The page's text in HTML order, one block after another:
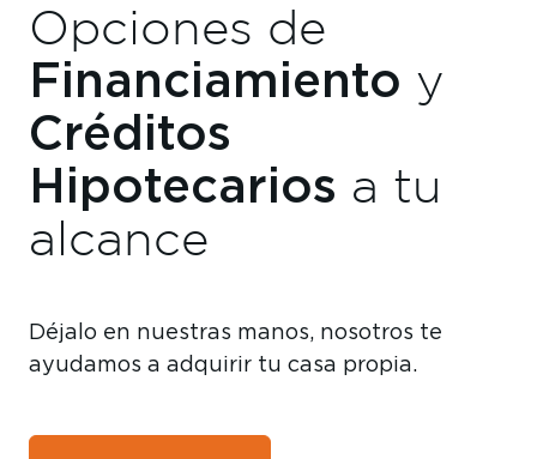
Opciones de
Financiamiento y
Créditos
Hipotecarios a tu
alcance
Déjalo en nuestras manos, nosotros te
ayudamos a adquirir tu casa propia.